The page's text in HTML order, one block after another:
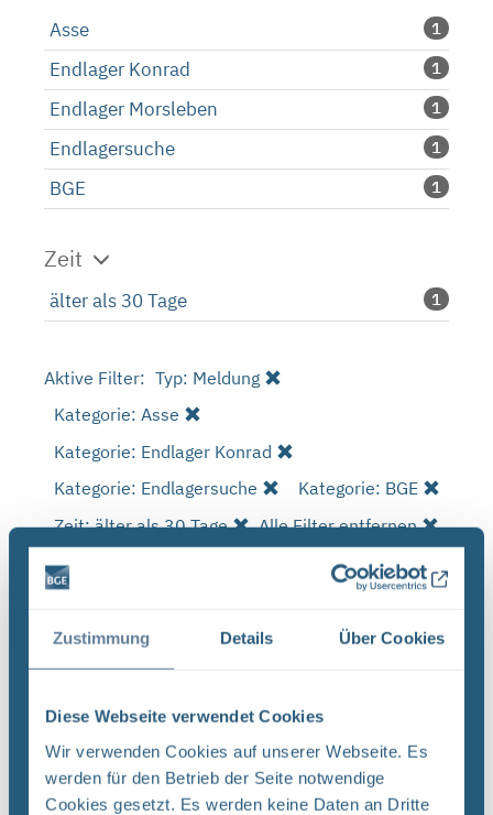
Zustimmung Details Über Cookies
Diese Webseite verwendet Cookies
Wir verwenden Cookies auf unserer Webseite. Es
werden für den Betrieb der Seite notwendige
Cookies gesetzt. Es werden keine Daten an Dritte
Asse 1
Endlager Konrad 1
Endlager Morsleben 1
Endlagersuche 1
BGE 1
Zeit
älter als 30 Tage 1
Aktive Filter: Typ: Meldung
Kategorie: Asse
Kategorie: Endlager Konrad
Kategorie: Endlagersuche
Kategorie: BGE
Zeit: älter als 30 Tage
Alle Filter entfernen
Es wurde 1 Ergebnis in 1 Millisekunden gefunden.
Ergebnisse pro Seite:
1
Sortieren nach